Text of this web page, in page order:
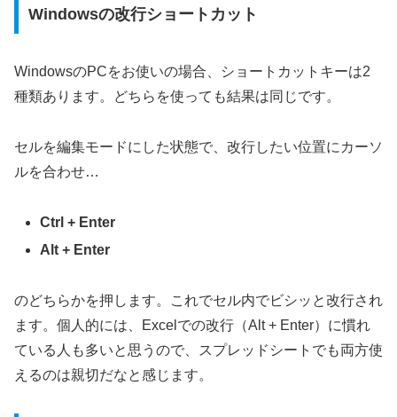
Windowsの改行ショートカット
WindowsのPCをお使いの場合、ショートカットキーは2
種類あります。どちらを使っても結果は同じです。
セルを編集モードにした状態で、改行したい位置にカーソ
ルを合わせ…
Ctrl + Enter
Alt + Enter
のどちらかを押します。これでセル内でビシッと改行され
ます。個人的には、Excelでの改行（Alt + Enter）に慣れ
ている人も多いと思うので、スプレッドシートでも両方使
えるのは親切だなと感じます。